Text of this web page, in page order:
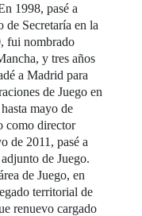
1998, pasé a
de Secretaría en la
fui nombrado
y tres años
a Madrid para
de Juego en
mayo de
como director
de 2011, pasé a
de Juego.
de Juego, en
territorial de
renuevo cargado